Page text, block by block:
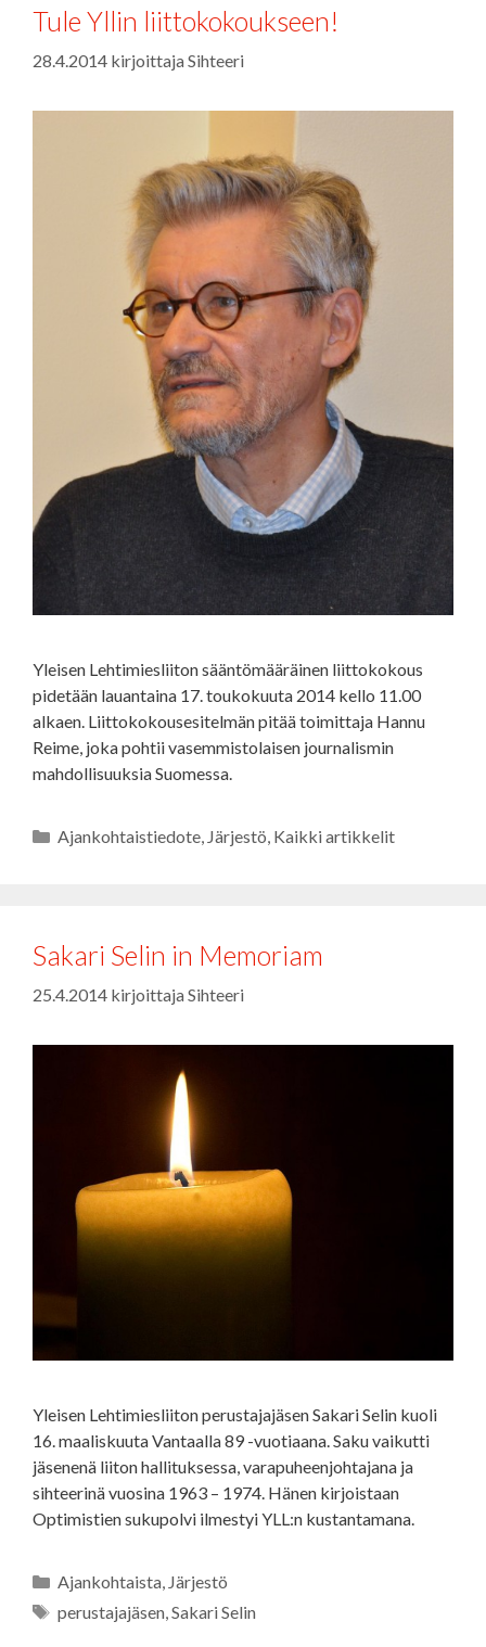
Tule Yllin liittokokoukseen!
28.4.2014 kirjoittajaSihteeri
Yleisen Lehtimiesliiton sääntömääräinen liittokokous
pidetään lauantaina 17. toukokuuta 2014 kello 11.00
alkaen. Liittokokousesitelmän pitää toimittaja Hannu
Reime, joka pohtii vasemmistolaisen journalismin
mahdollisuuksia Suomessa.
Kategoriat
Ajankohtaistiedote, Järjestö Kaikki artikkelit
Sakari Selin in Memoriam
25.4.2014 kirjoittajaSihteeri
Yleisen Lehtimiesliiton perustajajäsen Sakari Selin kuoli
16. maaliskuuta Vantaalla 89 -vuotiaana. Saku vaikutti
jäsenenä liiton hallituksessa, varapuheenjohtajana ja
sihteerinä vuosina 1963 – 1974. Hänen kirjoistaan
Optimistien sukupolvi ilmestyi YLL:n kustantamana.
Kategoriat
Ajankohtaista, Järjestö
Avainsanat
perustajajäsen, Sakari Selin